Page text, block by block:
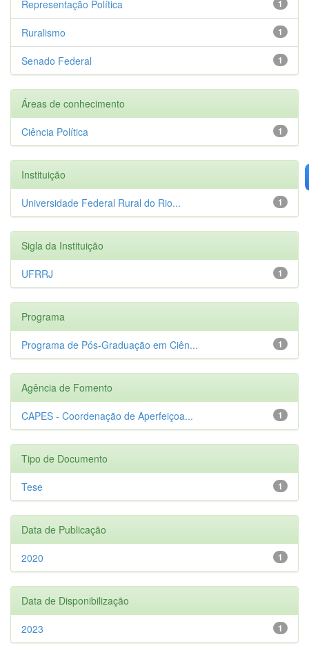
1
Representação Política
1
Ruralismo
1
Senado Federal
Áreas de conhecimento
1
Ciência Política
Instituição
1
Universidade Federal Rural do Rio...
Sigla da Instituição
1
UFRRJ
Programa
1
Programa de Pós-Graduação em Ciên...
Agência de Fomento
1
CAPES - Coordenação de Aperfeiçoa...
Tipo de Documento
1
Tese
Data de Publicação
1
2020
Data de Disponibilização
1
2023